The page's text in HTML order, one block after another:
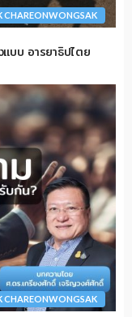
CHAREONWONGSAK
บบ อารยาธิปไตย
CHAREONWONGSAK